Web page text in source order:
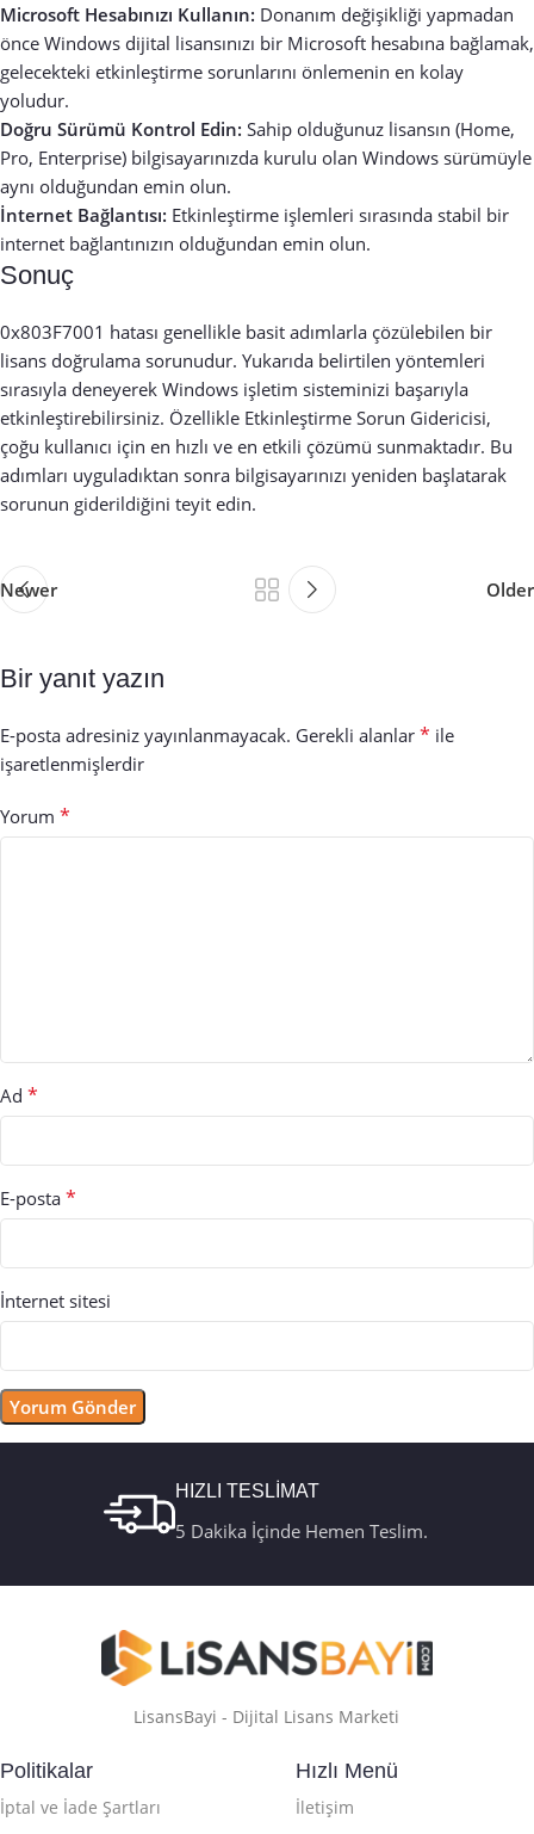
Microsoft Hesabınızı Kullanın: Donanım değişikliği yapmadan
önce Windows dijital lisansınızı bir Microsoft hesabına bağlamak,
gelecekteki etkinleştirme sorunlarını önlemenin en kolay
yoludur.
Doğru Sürümü Kontrol Edin: Sahip olduğunuz lisansın (Home,
Pro, Enterprise) bilgisayarınızda kurulu olan Windows sürümüyle
aynı olduğundan emin olun.
İnternet Bağlantısı: Etkinleştirme işlemleri sırasında stabil bir
internet bağlantınızın olduğundan emin olun.
Sonuç
0x803F7001 hatası genellikle basit adımlarla çözülebilen bir
lisans doğrulama sorunudur. Yukarıda belirtilen yöntemleri
sırasıyla deneyerek Windows işletim sisteminizi başarıyla
etkinleştirebilirsiniz. Özellikle Etkinleştirme Sorun Gidericisi,
çoğu kullanıcı için en hızlı ve en etkili çözümü sunmaktadır. Bu
adımları uyguladıktan sonra bilgisayarınızı yeniden başlatarak
sorunun giderildiğini teyit edin.
Newer Older
Bir yanıt yazın
E-posta adresiniz yayınlanmayacak. Gerekli alanlar * ile
işaretlenmişlerdir
Yorum *
Ad *
E-posta *
İnternet sitesi
HIZLI TESLİMAT
5 Dakika İçinde Hemen Teslim.
LisansBayi - Dijital Lisans Marketi
Politikalar
İptal ve İade Şartları
Hızlı Menü
İletişim